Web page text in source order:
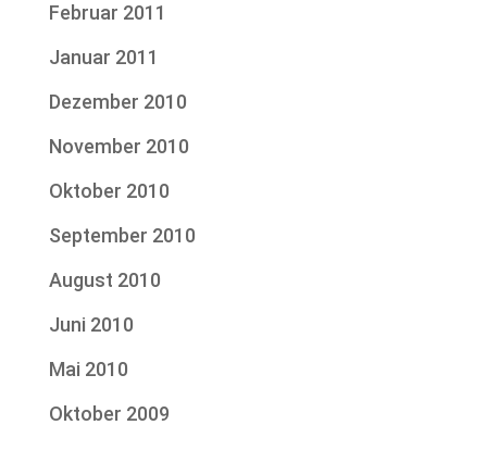
Februar 2011
Januar 2011
Dezember 2010
November 2010
Oktober 2010
September 2010
August 2010
Juni 2010
Mai 2010
Oktober 2009